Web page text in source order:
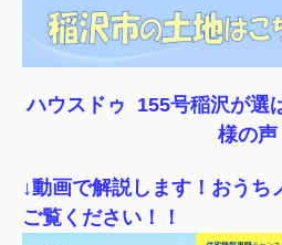
ハウスドゥ 155号稲沢が選
様の声
↓動画で解説します！おうち
ご覧ください！！